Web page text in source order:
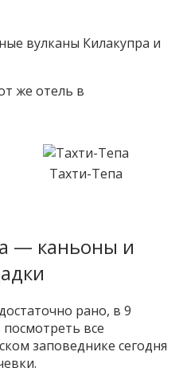
вулканы Килакупра и
же отель в
Тахти-Тепа
— каньоны и
рано, в 9
посмотреть все
заповеднике сегодня